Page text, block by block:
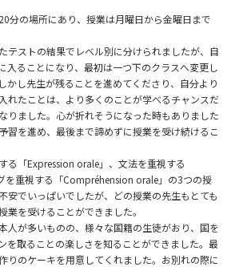
分の場所にあり、授業は月曜日から金曜日まで
テストの結果でレベル別に分けられましたが、自
入ることになり、最初は一つ下のクラスへ変更し
かし先生が残ることを進めてくださり、自分より
れたことは、より多くのことが学べるチャンスだ
りました。心が折れそうになった時もありました
習を進め、最後まで諦めずに授業を受け続けるこ
る「Expression orale」、文法を重視する
を重視する「Compréhension orale」の3つの授
安でいっぱいでしたが、どの授業の先生もとても
業を受けることができました。
人が多いものの、様々な国籍の生徒がおり、国を
を取ることの楽しさを知ることができました。最
りのケーキを用意してくれました。お別れの際に